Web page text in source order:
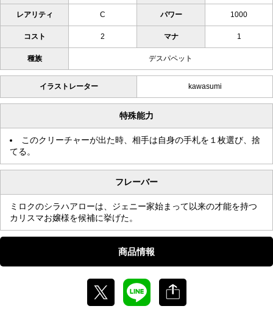
レアリティ C パワー 1000
コスト 2 マナ 1
種族 デスパペット
イラストレーター kawasumi
特殊能力
このクリーチャーが出た時、相手は自身の手札を１枚選び、捨
てる。
フレーバー
ミロクのシラハアローは、ジェニー家始まって以来の才能を持つ
カリスマお嬢様を候補に挙げた。
商品情報